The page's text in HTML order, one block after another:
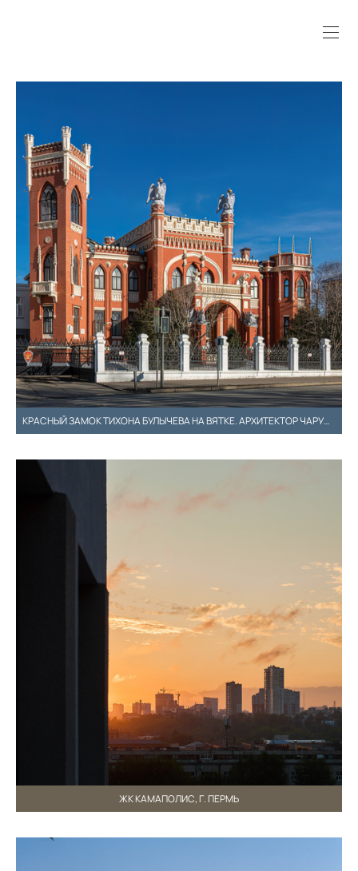
КРАСНЫЙ ЗАМОК ТИХОНА БУЛЫЧЕВА НА ВЯТКЕ. АРХИТЕКТОР ЧАРУШИН И.А.
ЖК КАМАПОЛИС, Г. ПЕРМЬ